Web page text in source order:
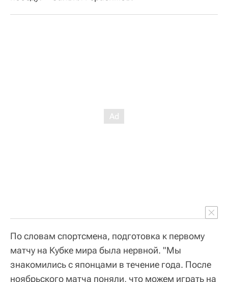
По словам спортсмена, подготовка к первому
матчу на Кубке мира была нервной. "Мы
знакомились с японцами в течение года. После
ноябрьского матча поняли, что можем играть на